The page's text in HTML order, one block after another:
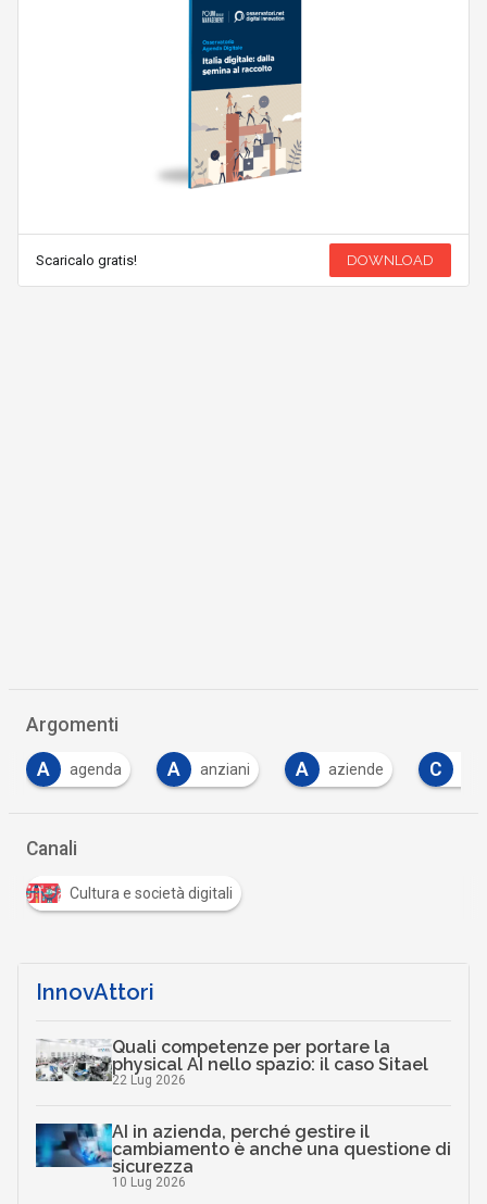
Scaricalo gratis! DOWNLOAD
Argomenti
A agenda A anziani A aziende C
Canali
Cultura e società digitali
InnovAttori
Quali competenze per portare la
physical AI nello spazio: il caso Sitael
22 Lug 2026
AI in azienda, perché gestire il
cambiamento è anche una questione di
sicurezza
10 Lug 2026